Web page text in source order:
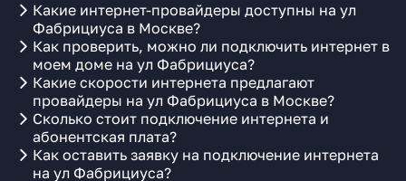
Какие интернет-провайдеры доступны на ул
Фабрициуса в Москве?
Как проверить, можно ли подключить интернет в
моем доме на ул Фабрициуса?
Какие скорости интернета предлагают
провайдеры на ул Фабрициуса в Москве?
Сколько стоит подключение интернета и
абонентская плата?
Как оставить заявку на подключение интернета
на ул Фабрициуса?